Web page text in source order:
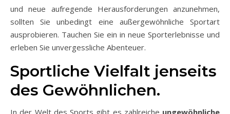
und neue aufregende Herausforderungen anzunehmen,
sollten Sie unbedingt eine außergewöhnliche Sportart
ausprobieren. Tauchen Sie ein in neue Sporterlebnisse und
erleben Sie unvergessliche Abenteuer.
Sportliche Vielfalt jenseits
des Gewöhnlichen.